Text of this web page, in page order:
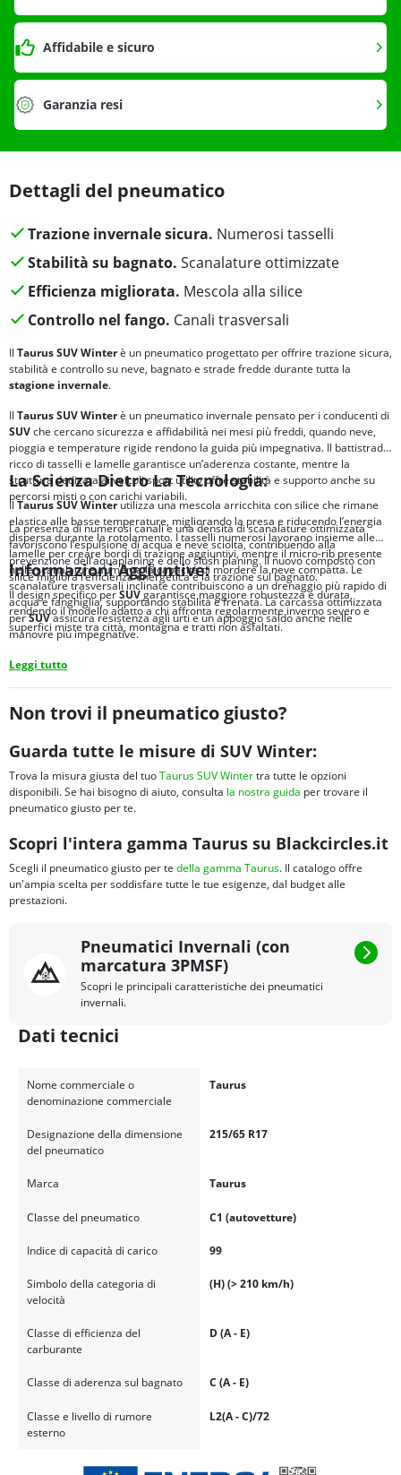
Affidabile e sicuro
Garanzia resi
Dettagli del pneumatico
Trazione invernale sicura. Numerosi tasselli
Stabilità su bagnato. Scanalature ottimizzate
Efficienza migliorata. Mescola alla silice
Controllo nel fango. Canali trasversali
Il Taurus SUV Winterè un pneumatico progettato per offrire trazione sicura,
stabilità e controllo su neve, bagnato e strade fredde durante tutta la
stagione invernale.
Il Taurus SUV Winterè un pneumatico invernale pensato per i conducenti di
SUVche cercano sicurezza e affidabilità nei mesi più freddi, quando neve,
pioggia e temperature rigide rendono la guida più impegnativa. Il battistrada
ricco di tasselli e lamelle garantisce un’aderenza costante, mentre la
struttura dedicata ai veicoli sport utility offre stabilità e supporto anche su
percorsi misti o con carichi variabili.
La presenza di numerosi canali e una densità di scanalature ottimizzata
favoriscono l’espulsione di acqua e neve sciolta, contribuendo alla
prevenzione dell’aquaplaning e dello slush planing. Il nuovo composto con
silice migliora l’efficienza energetica e la trazione sul bagnato.
La Scienza Dietro La Tecnologia:
IlTaurus SUVWinterutilizza una mescola arricchita con silice che rimane
elastica alle basse temperature, migliorando la presa e riducendo l’energia
dispersa durante la rotolamento. I tasselli numerosi lavorano insieme alle
lamelle per creare bordi di trazione aggiuntivi, mentre il micro-rib presente
nelle scanalature aumenta la capacità di mordere la neve compatta. Le
scanalature trasversali inclinate contribuiscono a un drenaggio più rapido di
acqua e fanghiglia, supportando stabilità e frenata. La carcassa ottimizzata
perSUVassicura resistenza agli urti e un appoggio saldo anche nelle
manovre più impegnative.
Informazioni Aggiuntive:
Il design specifico perSUVgarantisce maggiore robustezza e durata,
rendendo il modello adatto a chi affronta regolarmente inverno severo e
superfici miste tra città, montagna e tratti non asfaltati.
Leggi tutto
Non trovi il pneumatico giusto?
Guarda tutte le misure di SUV Winter:
Trova la misura giusta del tuoTaurus SUV Wintertra tutte le opzioni
disponibili. Se hai bisogno di aiuto, consulta la nostra guida per trovare il
pneumatico giusto per te.
Scopri l'intera gamma Taurus su Blackcircles.it
Scegli il pneumatico giusto per te della gamma Taurus. Il catalogo offre
un'ampia scelta per soddisfare tutte le tue esigenze, dal budget alle
prestazioni.
Pneumatici Invernali (con
marcatura 3PMSF)
Scopri le principali caratteristiche dei pneumatici
invernali.
Dati tecnici
Nome commerciale o
denominazione commerciale
Taurus
Designazione della dimensione
del pneumatico
215/65 R17
Marca Taurus
Classe del pneumatico C1 (autovetture)
Indice di capacità di carico 99
Simbolo della categoria di
velocità
(H) (> 210 km/h)
Classe di efficienza del
carburante
D (A - E)
Classe di aderenza sul bagnato C (A - E)
Classe e livello di rumore
esterno
L2(A - C)/72